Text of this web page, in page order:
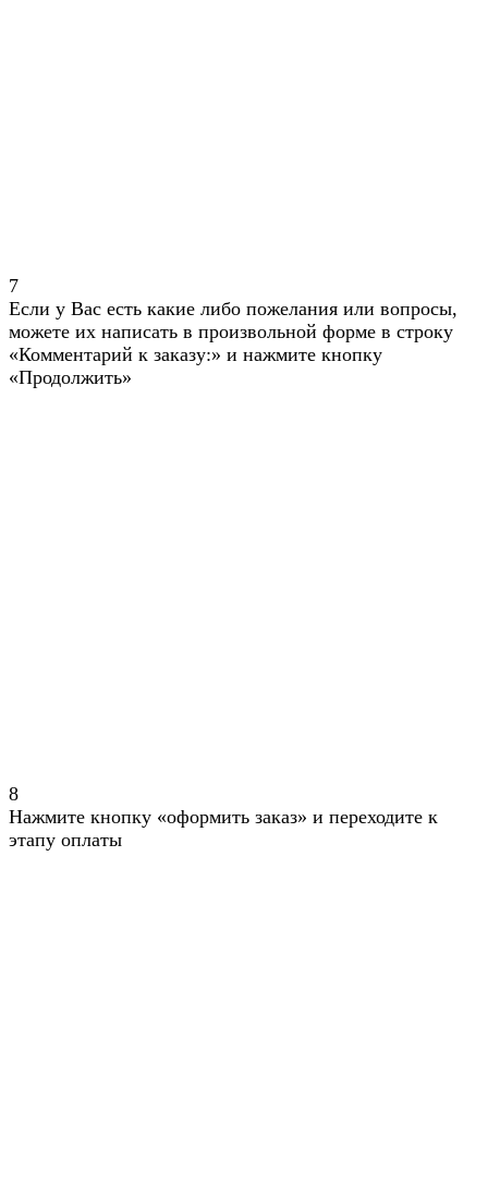
7
Если у Вас есть какие либо пожелания или вопросы,
можете их написать в произвольной форме в строку
«Комментарий к заказу:» и нажмите кнопку
«Продолжить»
8
Нажмите кнопку «оформить заказ» и переходите к
этапу оплаты